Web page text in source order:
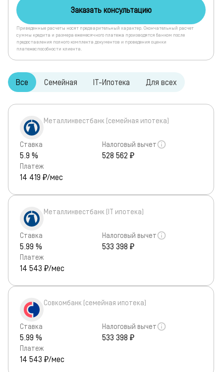
Заказать консультацию
Приведенные расчеты носят предварительный характер. Окончательный расчет
суммы кредита и размера ежемесячного платежа производятся банком после
предоставления полного комплекта документов и проведения оценки
платежеспособности клиента.
Все Семейная IT-Ипотека Для всех
Металлинвестбанк (семейная ипотека)
Ставка
5.9 %
Налоговый вычет
528 562 ₽
Платеж
14 419 ₽/мес
Металлинвестбанк (IT ипотека)
Ставка
5.99 %
Налоговый вычет
533 398 ₽
Платеж
14 543 ₽/мес
Совкомбанк (семейная ипотека)
Ставка
5.99 %
Налоговый вычет
533 398 ₽
Платеж
14 543 ₽/мес